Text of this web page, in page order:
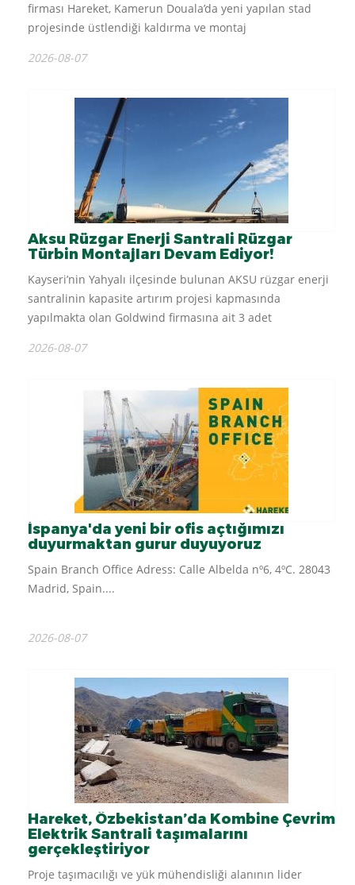
firması Hareket, Kamerun Douala’da yeni yapılan stad
projesinde üstlendiği kaldırma ve montaj
2026-08-07
Aksu Rüzgar Enerji Santrali Rüzgar
Türbin Montajları Devam Ediyor!
Kayseri’nin Yahyalı ilçesinde bulunan AKSU rüzgar enerji
santralinin kapasite artırım projesi kapmasında
yapılmakta olan Goldwind firmasına ait 3 adet
tamamlanmıştır. Montaj için ana vinç...
2026-08-07
İspanya'da yeni bir ofis açtığımızı
duyurmaktan gurur duyuyoruz
Spain Branch Office Adress: Calle Albelda nº6, 4ºC. 28043
Madrid, Spain....
2026-08-07
Hareket, Özbekistan’da Kombine Çevrim
Elektrik Santrali taşımalarını
gerçekleştiriyor
Proje taşımacılığı ve yük mühendisliği alanının lider